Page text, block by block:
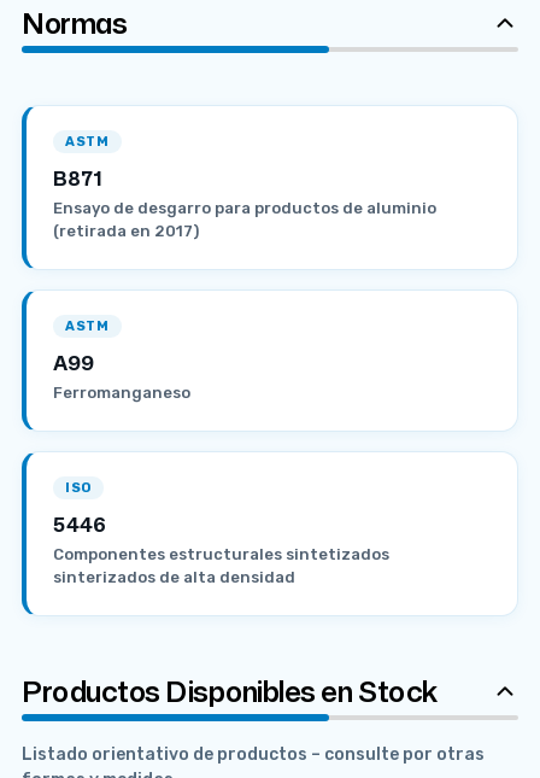
Normas
ASTM
B871
Ensayo de desgarro para productos de aluminio
(retirada en 2017)
ASTM
A99
Ferromanganeso
ISO
5446
Componentes estructurales sintetizados
sinterizados de alta densidad
Productos Disponibles en Stock
Listado orientativo de productos – consulte por otras